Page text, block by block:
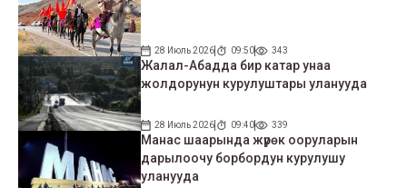
28 Июль 2026 09:50 343
Жалал-Абадда бир катар унаа
жолдорунун курулуштары уланууда
28 Июль 2026 09:40 339
Манас шаарында жүрөк ооруларын
дарылоочу борбордун курулушу
уланууда